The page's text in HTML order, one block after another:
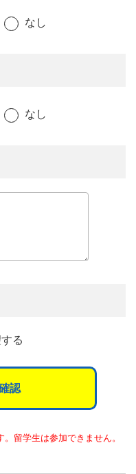
なし
なし
る
認
留学生は参加できません。